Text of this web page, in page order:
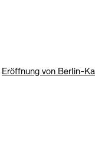
Eröffnung von Berlin-